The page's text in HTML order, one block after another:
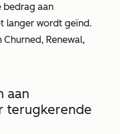
bedrag aan
langer wordt geïnd.
Churned, Renewal,
aan
terugkerende